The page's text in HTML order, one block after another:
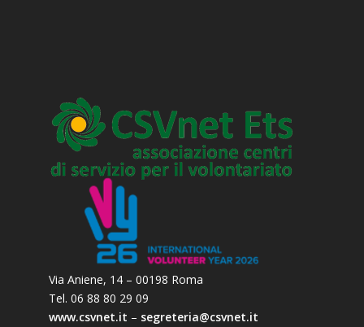
Via Aniene, 14 – 00198 Roma
Tel. 06 88 80 29 09
www.csvnet.it – segreteria@csvnet.it